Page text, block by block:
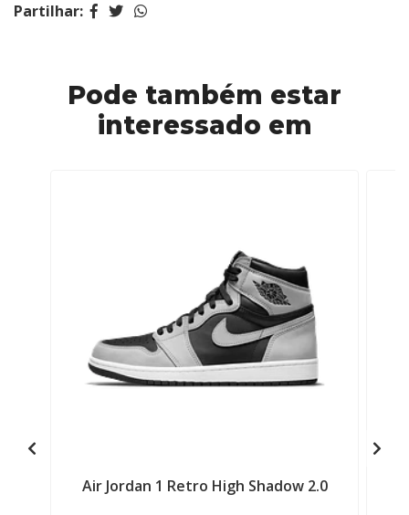
Partilhar:
Pode também estar
interessado em
Air Jordan 1 Retro High Shadow 2.0